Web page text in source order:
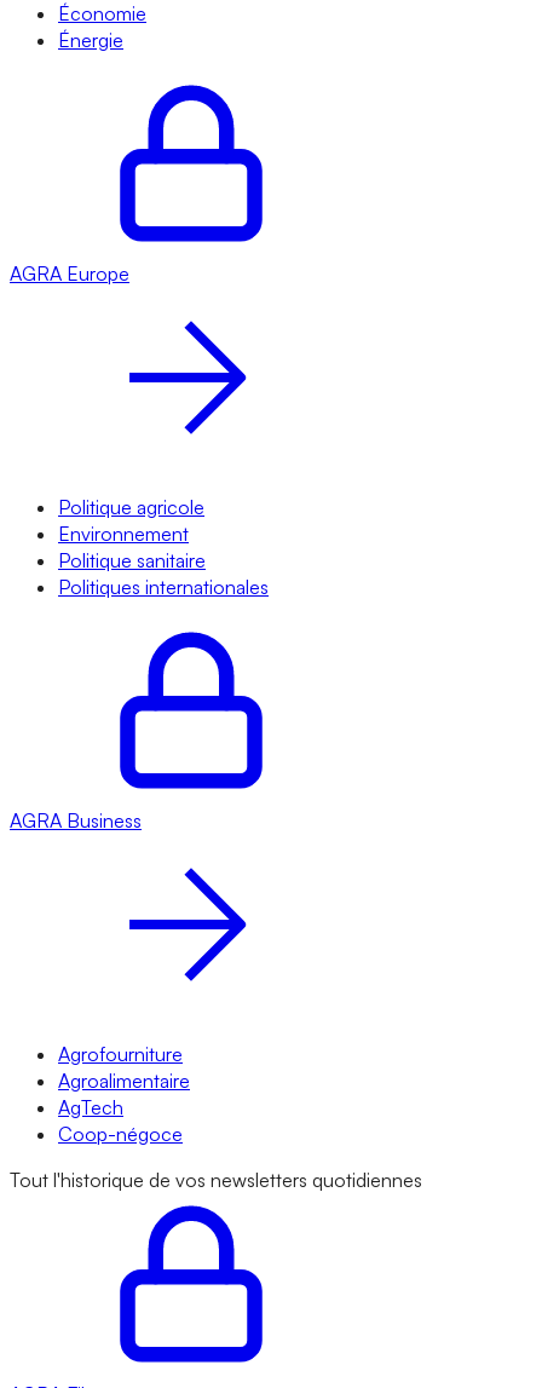
Économie
Énergie
AGRA Europe
Politique agricole
Environnement
Politique sanitaire
Politiques internationales
AGRA Business
Agrofourniture
Agroalimentaire
AgTech
Coop-négoce
Tout l'historique de vos newsletters quotidiennes